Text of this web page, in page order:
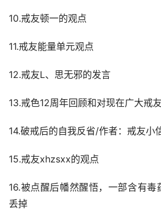
10.戒友顿一的观点
11.戒友能量单元观点
12.戒友L、思无邪的发言
13.戒色12周年回顾和对现在广大戒
14.破戒后的自我反省/作者：戒友小
15.戒友xhzsxx的观点
16.被点醒后幡然醒悟，一部含有
丢掉